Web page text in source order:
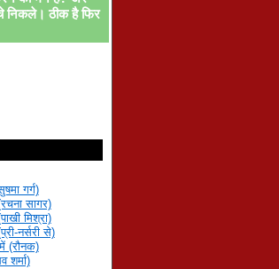
निकले। ठीक है फिर
गर्ग)
सागर)
मिश्रा)
नर्सरी से)
(रौनक)
शर्मा)